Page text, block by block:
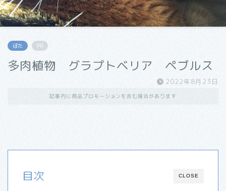
ぼた PR
多肉植物 グラプトベリア ペブルス
2022年8月23日
記事内に商品プロモーションを含む場合があります
CLOSE
目次